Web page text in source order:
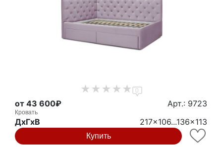
0
от 43 600₽ Арт.: 9723
Кровать
ДxГxВ 217x106...136x113
Купить